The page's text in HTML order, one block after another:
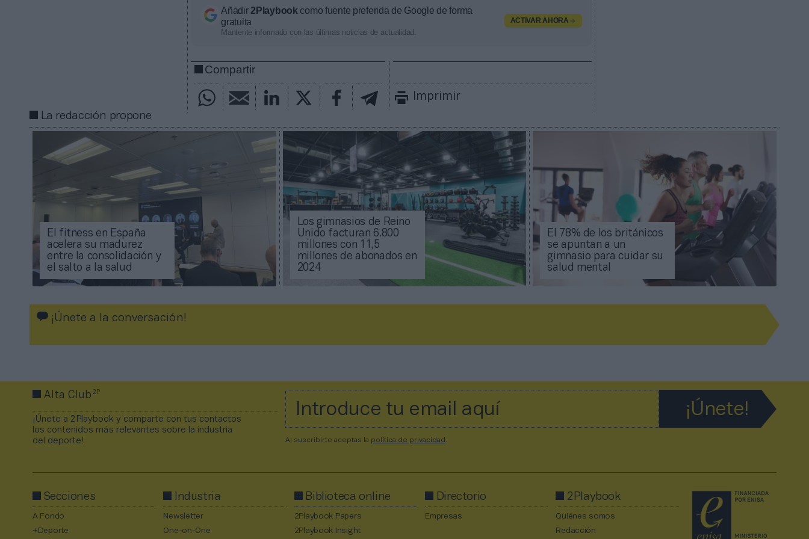
Añadir2Playbook como fuente preferida de Google de forma
gratuita
Mantente informado con las últimas noticias de actualidad.
ACTIVAR AHORA
Compartir
Imprimir
La redacción propone
El fitness en España
acelera su madurez
entre la consolidación y
el salto a la salud
Los gimnasios de Reino
Unido facturan 6.800
millones con 11,5
millones de abonados en
2024
El 78% de los británicos
se apuntan a un
gimnasio para cuidar su
salud mental
¡Únete a la conversación!
Alta Club2P
¡Únete a 2Playbook y comparte con tus contactos
los contenidos más relevantes sobre la industria
del deporte!
Al suscribirte aceptas la política de privacidad
Secciones
A Fondo
+Deporte
Industria
Newsletter
One-on-One
Biblioteca online
2Playbook Papers
2Playbook Insight
Directorio
Empresas
2Playbook
Quiénes somos
Redacción